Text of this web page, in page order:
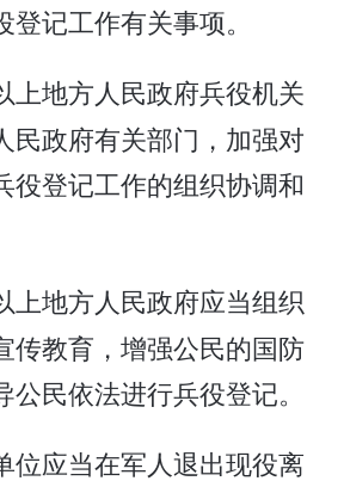
记工作有关事项。
上地方人民政府兵役机关
民政府有关部门，加强对
役登记工作的组织协调和
上地方人民政府应当组织
传教育，增强公民的国防
民依法进行兵役登记。
位应当在军人退出现役离